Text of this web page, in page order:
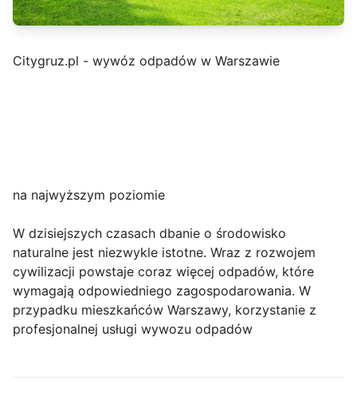
Citygruz.pl - wywóz odpadów w Warszawie
na najwyższym poziomie
W dzisiejszych czasach dbanie o środowisko
naturalne jest niezwykle istotne. Wraz z rozwojem
cywilizacji powstaje coraz więcej odpadów, które
wymagają odpowiedniego zagospodarowania. W
przypadku mieszkańców Warszawy, korzystanie z
profesjonalnej usługi wywozu odpadów